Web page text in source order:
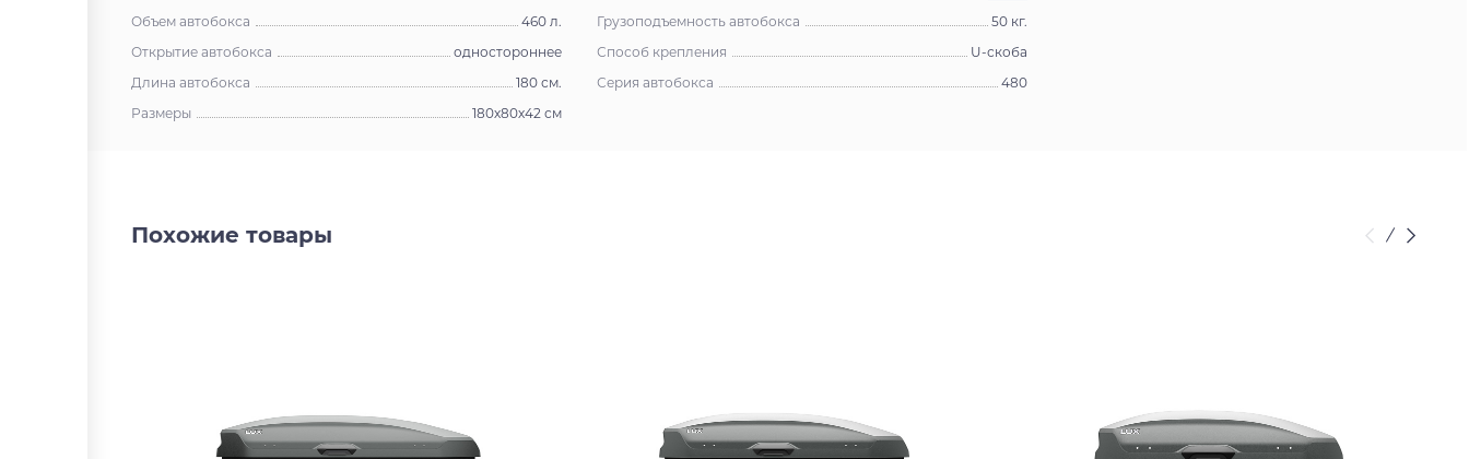
Объем автобокса
460 л. Грузоподъемность автобокса
50 кг.
Открытие автобокса
одностороннее Способ крепления
U-скоба
Длина автобокса
180 см. Серия автобокса
480
Размеры
180х80х42 см
Похожие товары